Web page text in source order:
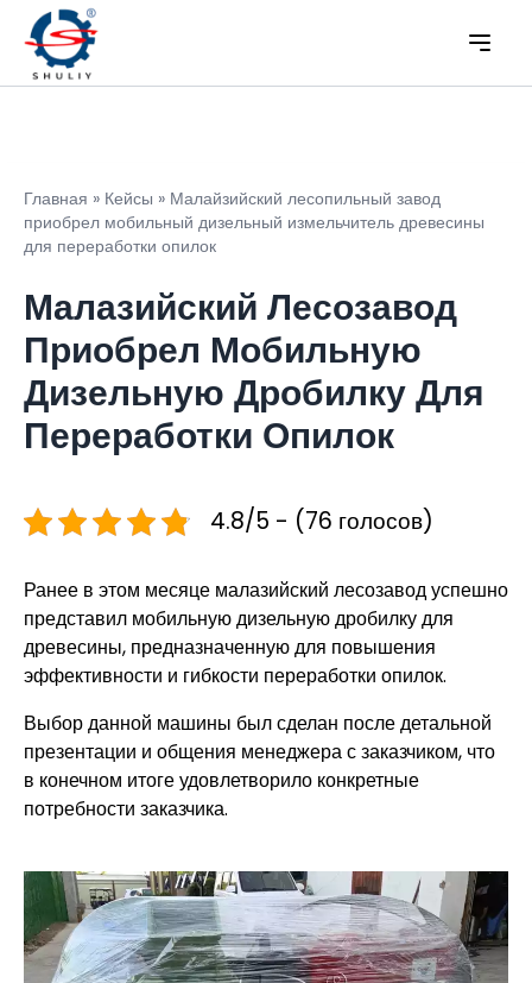
Главная » Кейсы » Малайзийский лесопильный завод
приобрел мобильный дизельный измельчитель древесины
для переработки опилок
Малазийский Лесозавод
Приобрел Мобильную
Дизельную Дробилку Для
Переработки Опилок
4.8/5 - (76 голосов)
Ранее в этом месяце малазийский лесозавод успешно
представил мобильную дизельную дробилку для
древесины, предназначенную для повышения
эффективности и гибкости переработки опилок.
Выбор данной машины был сделан после детальной
презентации и общения менеджера с заказчиком, что
в конечном итоге удовлетворило конкретные
потребности заказчика.